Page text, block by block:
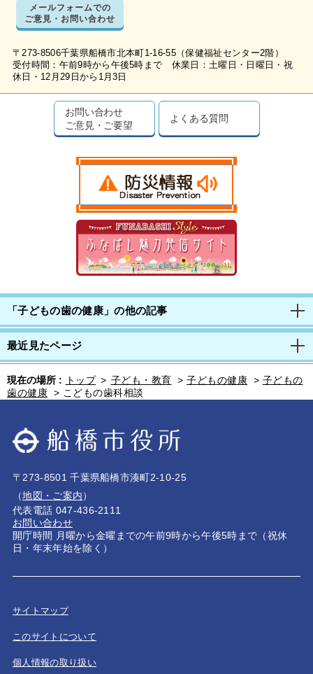
メールフォームでの
ご意見・お問い合わせ
〒273-8506千葉県船橋市北本町1-16-55（保健福祉センター2階）
受付時間：午前9時から午後5時まで 休業日：土曜日・日曜日・祝
休日・12月29日から1月3日
お問い合わせ
ご意見・ご要望
よくある質問
「子どもの歯の健康」の他の記事
最近見たページ
現在の場所 : トップ > 子ども・教育 > 子どもの健康 > 子どもの
歯の健康 > こどもの歯科相談
〒273-8501 千葉県船橋市湊町2-10-25
（地図・ご案内）
代表電話 047-436-2111
お問い合わせ
開庁時間 月曜から金曜までの午前9時から午後5時まで（祝休
日・年末年始を除く）
サイトマップ
このサイトについて
個人情報の取り扱い